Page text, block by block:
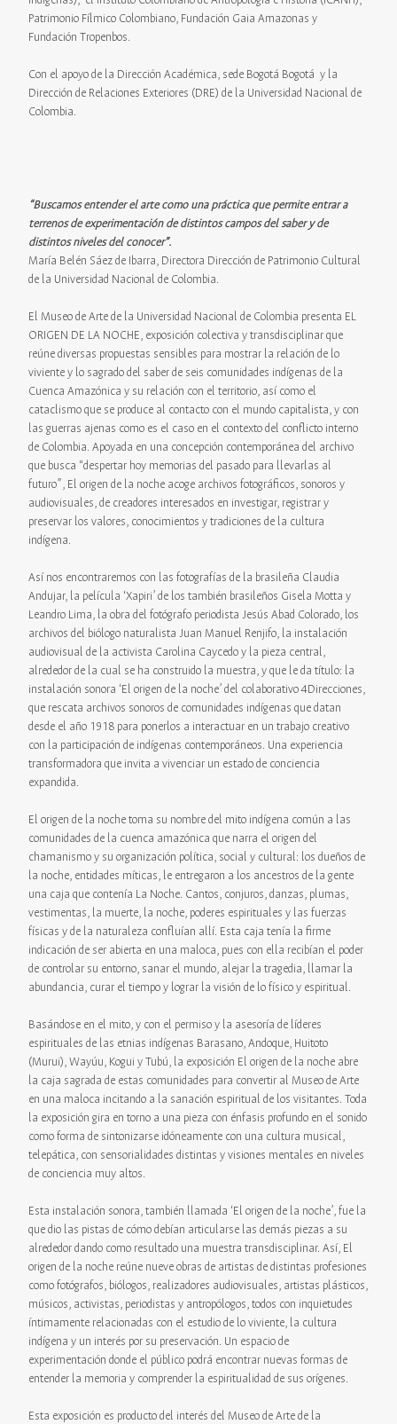
Patrimonio Fílmico Colombiano, Fundación Gaia Amazonas y
Fundación Tropenbos.
Con el apoyo de la Dirección Académica, sede Bogotá Bogotá y la
Dirección de Relaciones Exteriores (DRE) de la Universidad Nacional de
Colombia.
“Buscamos entender el arte como una práctica que permite entrar a
terrenos de experimentación de distintos campos del saber y de
distintos niveles del conocer”.
María Belén Sáez de Ibarra, Directora Dirección de Patrimonio Cultural
de la Universidad Nacional de Colombia.
El Museo de Arte de la Universidad Nacional de Colombia presenta EL
ORIGEN DE LA NOCHE, exposición colectiva y transdisciplinar que
reúne diversas propuestas sensibles para mostrar la relación de lo
viviente y lo sagrado del saber de seis comunidades indígenas de la
Cuenca Amazónica y su relación con el territorio, así como el
cataclismo que se produce al contacto con el mundo capitalista, y con
las guerras ajenas como es el caso en el contexto del conflicto interno
de Colombia. Apoyada en una concepción contemporánea del archivo
que busca “despertar hoy memorias del pasado para llevarlas al
futuro”, El origen de la noche acoge archivos fotográficos, sonoros y
audiovisuales, de creadores interesados en investigar, registrar y
preservar los valores, conocimientos y tradiciones de la cultura
indígena.
Así nos encontraremos con las fotografías de la brasileña Claudia
Andujar, la película ‘Xapiri’ de los también brasileños Gisela Motta y
Leandro Lima, la obra del fotógrafo periodista Jesús Abad Colorado, los
archivos del biólogo naturalista Juan Manuel Renjifo, la instalación
audiovisual de la activista Carolina Caycedo y la pieza central,
alrededor de la cual se ha construido la muestra, y que le da título: la
instalación sonora ‘El origen de la noche’ del colaborativo 4Direcciones,
que rescata archivos sonoros de comunidades indígenas que datan
desde el año 1918 para ponerlos a interactuar en un trabajo creativo
con la participación de indígenas contemporáneos. Una experiencia
transformadora que invita a vivenciar un estado de conciencia
expandida.
El origen de la noche toma su nombre del mito indígena común a las
comunidades de la cuenca amazónica que narra el origen del
chamanismo y su organización política, social y cultural: los dueños de
la noche, entidades míticas, le entregaron a los ancestros de la gente
una caja que contenía La Noche. Cantos, conjuros, danzas, plumas,
vestimentas, la muerte, la noche, poderes espirituales y las fuerzas
físicas y de la naturaleza confluían allí. Esta caja tenía la firme
indicación de ser abierta en una maloca, pues con ella recibían el poder
de controlar su entorno, sanar el mundo, alejar la tragedia, llamar la
abundancia, curar el tiempo y lograr la visión de lo físico y espiritual.
Basándose en el mito, y con el permiso y la asesoría de líderes
espirituales de las etnias indígenas Barasano, Andoque, Huitoto
(Murui), Wayúu, Kogui y Tubú, la exposición El origen de la noche abre
la caja sagrada de estas comunidades para convertir al Museo de Arte
en una maloca incitando a la sanación espiritual de los visitantes. Toda
la exposición gira en torno a una pieza con énfasis profundo en el sonido
como forma de sintonizarse idóneamente con una cultura musical,
telepática, con sensorialidades distintas y visiones mentales en niveles
de conciencia muy altos.
Esta instalación sonora, también llamada ‘El origen de la noche’, fue la
que dio las pistas de cómo debían articularse las demás piezas a su
alrededor dando como resultado una muestra transdisciplinar. Así, El
origen de la noche reúne nueve obras de artistas de distintas profesiones
como fotógrafos, biólogos, realizadores audiovisuales, artistas plásticos,
músicos, activistas, periodistas y antropólogos, todos con inquietudes
íntimamente relacionadas con el estudio de lo viviente, la cultura
indígena y un interés por su preservación. Un espacio de
experimentación donde el público podrá encontrar nuevas formas de
entender la memoria y comprender la espiritualidad de sus orígenes.
Esta exposición es producto del interés del Museo de Arte de la